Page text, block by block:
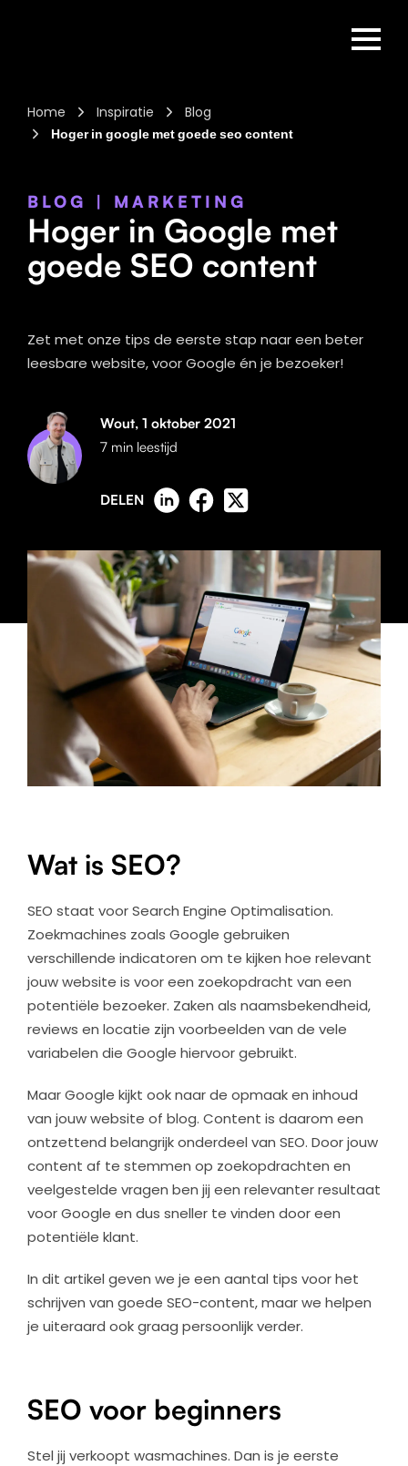
Home Inspiratie
Blog
Hoger in google met goede seo content
BLOG | MARKETING
Hoger in Google met
goede SEO content
Zet met onze tips de eerste stap naar een beter
leesbare website, voor Google én je bezoeker!
Wout, 1 oktober 2021
7 min leestijd
DELEN
Wat is SEO?
SEO staat voor Search Engine Optimalisation.
Zoekmachines zoals Google gebruiken
verschillende indicatoren om te kijken hoe relevant
jouw website is voor een zoekopdracht van een
potentiële bezoeker. Zaken als naamsbekendheid,
reviews en locatie zijn voorbeelden van de vele
variabelen die Google hiervoor gebruikt.
Maar Google kijkt ook naar de opmaak en inhoud
van jouw website of blog. Content is daarom een
ontzettend belangrijk onderdeel van SEO. Door jouw
content af te stemmen op zoekopdrachten en
veelgestelde vragen ben jij een relevanter resultaat
voor Google en dus sneller te vinden door een
potentiële klant.
In dit artikel geven we je een aantal tips voor het
schrijven van goede SEO-content, maar we helpen
je uiteraard ook graag persoonlijk verder.
SEO voor beginners
Stel jij verkoopt wasmachines. Dan is je eerste